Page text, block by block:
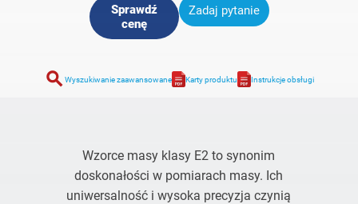
Sprawdź
cenę
Zadaj pytanie
searchWyszukiwanie zaawansowane Karty produktu Instrukcje obsługi
Wzorce masy klasy E2 to synonim
doskonałości w pomiarach masy. Ich
uniwersalność i wysoka precyzja czynią